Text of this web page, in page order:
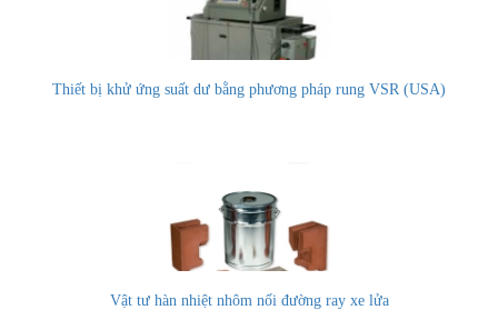
Thiết bị khử ứng suất dư bằng phương pháp rung VSR (USA)
Vật tư hàn nhiệt nhôm nối đường ray xe lửa